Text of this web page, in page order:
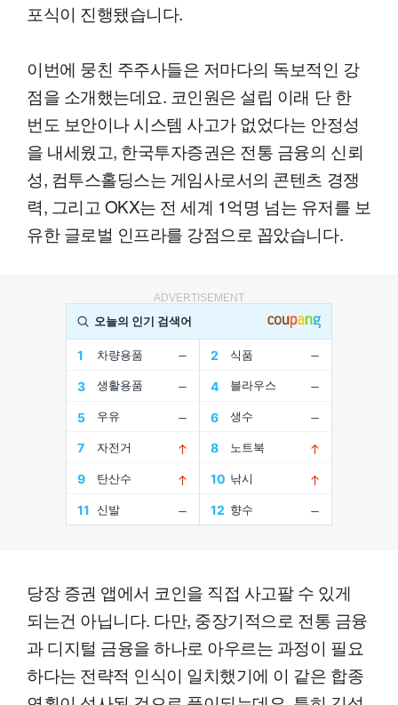
포식이 진행됐습니다.
이번에 뭉친 주주사들은 저마다의 독보적인 강
점을 소개했는데요. 코인원은 설립 이래 단 한
번도 보안이나 시스템 사고가 없었다는 안정성
을 내세웠고, 한국투자증권은 전통 금융의 신뢰
성, 컴투스홀딩스는 게임사로서의 콘텐츠 경쟁
력, 그리고 OKX는 전 세계 1억명 넘는 유저를 보
유한 글로벌 인프라를 강점으로 꼽았습니다.
ADVERTISEMENT
당장 증권 앱에서 코인을 직접 사고팔 수 있게
되는건 아닙니다. 다만, 중장기적으로 전통 금융
과 디지털 금융을 하나로 아우르는 과정이 필요
하다는 전략적 인식이 일치했기에 이 같은 합종